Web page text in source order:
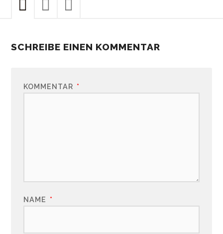
SCHREIBE EINEN KOMMENTAR
KOMMENTAR *
NAME *